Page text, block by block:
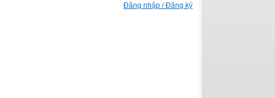
Đăng nhập / Đăng ký